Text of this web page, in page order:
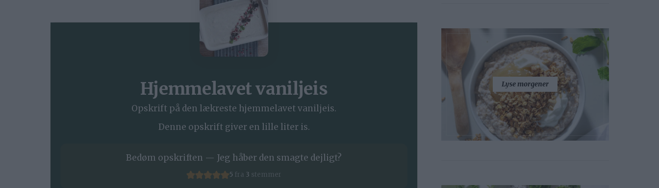
Hjemmelavet vaniljeis
Opskrift på den lækreste hjemmelavet vaniljeis.
Denne opskrift giver en lille liter is.
Bedøm opskriften — Jeg håber den smagte dejligt?
5 fra 3 stemmer
Lyse morgener